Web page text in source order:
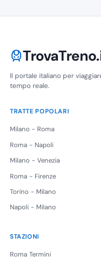
Il portale italiano per
tempo reale.
TRATTE POPOLARI
Milano - Roma
Roma - Napoli
Milano - Venezia
Roma - Firenze
Torino - Milano
Napoli - Milano
STAZIONI
Roma Termini